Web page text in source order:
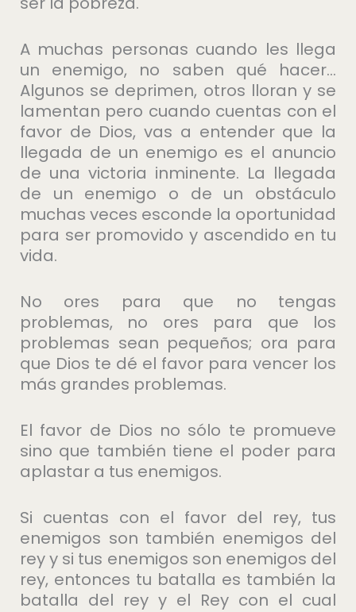
A muchas personas cuando les llega
un enemigo, no saben qué hacer…
Algunos se deprimen, otros lloran y se
lamentan pero cuando cuentas con el
favor de Dios, vas a entender que la
llegada de un enemigo es el anuncio
de una victoria inminente. La llegada
de un enemigo o de un obstáculo
muchas veces esconde la oportunidad
para ser promovido y ascendido en tu
vida.
No ores para que no tengas
problemas, no ores para que los
problemas sean pequeños; ora para
que Dios te dé el favor para vencer los
más grandes problemas.
El favor de Dios no sólo te promueve
sino que también tiene el poder para
aplastar a tus enemigos.
Si cuentas con el favor del rey, tus
enemigos son también enemigos del
rey y si tus enemigos son enemigos del
rey, entonces tu batalla es también la
batalla del rey y el Rey con el cual